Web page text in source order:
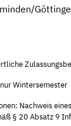
Wintersemester
Nachweis
§ 20 Absatz 9